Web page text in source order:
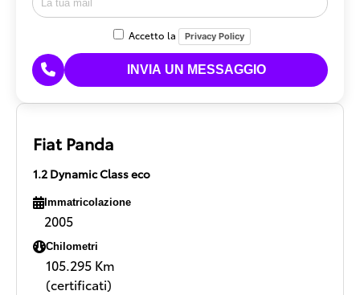
Accetto la Privacy Policy
Fiat Panda
1.2 Dynamic Class eco
Immatricolazione
2005
Chilometri
105.295 Km
(certificati)